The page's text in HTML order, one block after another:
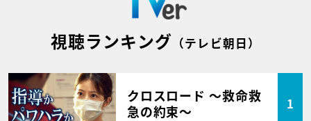
視聴ランキング （テレビ朝日）
クロスロード ～救命救
急の約束～
1